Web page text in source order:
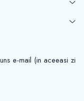
e-mail (in aceeasi zi